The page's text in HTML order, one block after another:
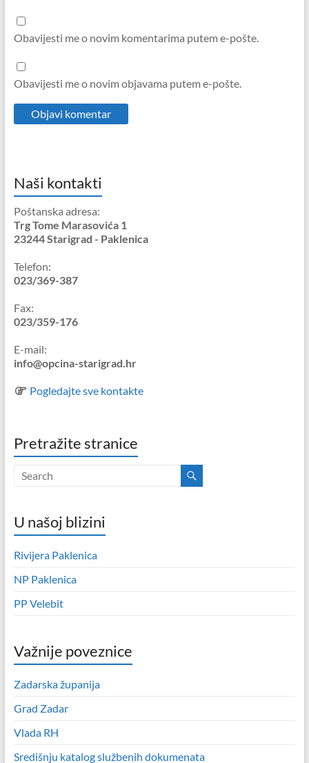
Obavijesti me o novim komentarima putem e-pošte.
Obavijesti me o novim objavama putem e-pošte.
Naši kontakti
Poštanska adresa:
Trg Tome Marasovića 1
23244 Starigrad - Paklenica
Telefon:
023/369-387
Fax:
023/359-176
E-mail:
info@opcina-starigrad.hr
Pogledajte sve kontakte
Pretražite stranice
U našoj blizini
Rivijera Paklenica
NP Paklenica
PP Velebit
Važnije poveznice
Zadarska županija
Grad Zadar
Vlada RH
Središnju katalog službenih dokumenata